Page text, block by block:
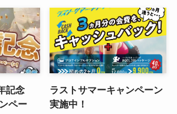
記念
ペー
ラストサマーキャンペーン
実施中！